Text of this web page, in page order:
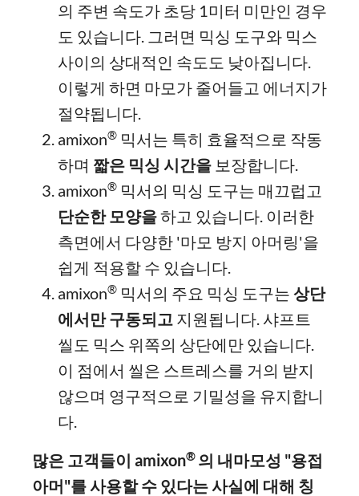
의 주변 속도가 초당 1미터 미만인 경우
도 있습니다. 그러면 믹싱 도구와 믹스
사이의 상대적인 속도도 낮아집니다.
이렇게 하면 마모가 줄어들고 에너지가
절약됩니다.
amixon® 믹서는 특히 효율적으로 작동
하며 짧은 믹싱 시간을 보장합니다.
amixon® 믹서의 믹싱 도구는 매끄럽고
단순한 모양을하고 있습니다. 이러한
측면에서 다양한 '마모 방지 아머링'을
쉽게 적용할 수 있습니다.
amixon® 믹서의 주요 믹싱 도구는 상단
에서만 구동되고 지원됩니다. 샤프트
씰도 믹스 위쪽의 상단에만 있습니다.
이 점에서 씰은 스트레스를 거의 받지
않으며 영구적으로 기밀성을 유지합니
다.
많은 고객들이 amixon® 의 내마모성 "용접
아머"를 사용할 수 있다는 사실에 대해 칭